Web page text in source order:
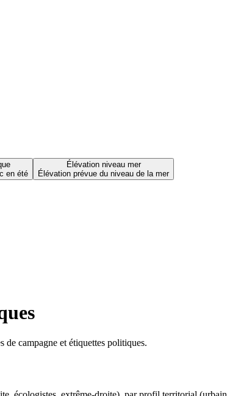
en été
Élévation niveau mer
Élévation prévue du niveau de la mer
de campagne et étiquettes politiques.